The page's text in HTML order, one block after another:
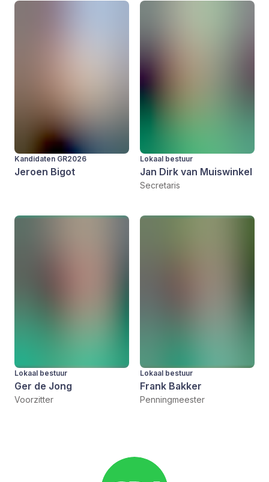
Kandidaten GR2026
Jeroen Bigot
Lokaal bestuur
Jan Dirk van Muiswinkel
Secretaris
Lokaal bestuur
Ger de Jong
Voorzitter
Lokaal bestuur
Frank Bakker
Penningmeester